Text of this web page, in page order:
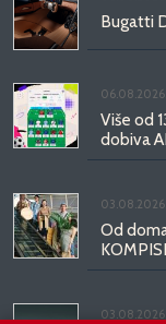
Bugatti
06.08.2026.
Više od
dobiva
03.08.2026.
Od
03.08.2026.